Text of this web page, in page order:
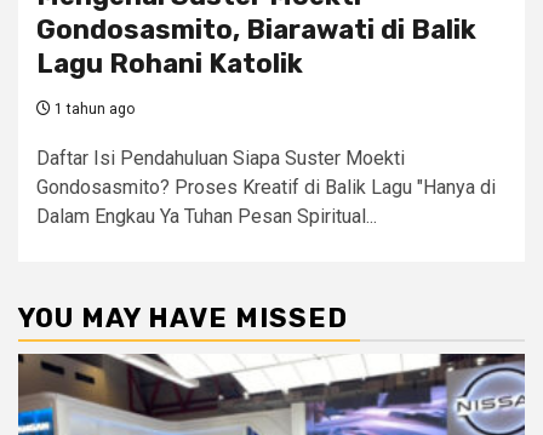
Gondosasmito, Biarawati di Balik
Lagu Rohani Katolik
1 tahun ago
Daftar Isi Pendahuluan Siapa Suster Moekti
Gondosasmito? Proses Kreatif di Balik Lagu "Hanya di
Dalam Engkau Ya Tuhan Pesan Spiritual...
YOU MAY HAVE MISSED